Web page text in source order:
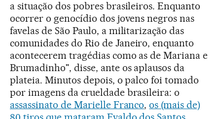
a situação dos pobres brasileiros. Enquanto
ocorrer o genocídio dos jovens negros nas
favelas de São Paulo, a militarização das
comunidades do Rio de Janeiro, enquanto
acontecerem tragédias como as de Mariana e
Brumadinho", disse, ante os aplausos da
plateia. Minutos depois, o palco foi tomado
por imagens da crueldade brasileira: o
assassinato de Marielle Franco,os (mais de)